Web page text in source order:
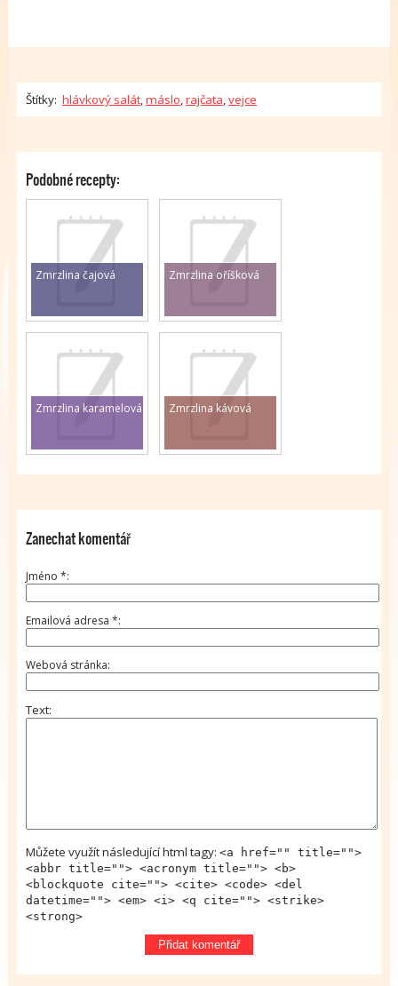
Štítky: hlávkový salát,máslo,rajčata,vejce
Podobné recepty:
Zmrzlina čajová Zmrzlina oříšková
Zmrzlina karamelová Zmrzlina kávová
Zanechat komentář
Jméno *
Emailová adresa *
Webová stránka
Text
Můžete využít následující html tagy: <a href="" title="">
<abbr title=""> <acronym title=""> <b>
<blockquote cite=""> <cite> <code> <del
datetime=""> <em> <i> <q cite=""> <strike>
<strong>